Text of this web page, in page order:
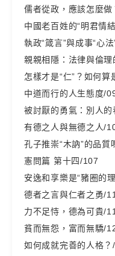
儒者從政，應該怎麼做
中國老百姓的“明君情
執政“箴言”與成事“心
親親相隱：法律與倫
怎樣才是“仁”？如何算
中道而行的人生態度/
被討厭的勇氣：別人
有德之人與無德之人/
孔子推崇“木訥”的品質
憲問篇 第十四/107
安逸和享樂是“豬圈的
德者之言與仁者之勇/
力不足恃，德為可貴/
貧而無怨，富而無驕/
如何成就完善的人格